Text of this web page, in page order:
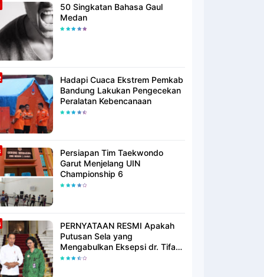
50 Singkatan Bahasa Gaul
Medan
Hadapi Cuaca Ekstrem Pemkab
Bandung Lakukan Pengecekan
Peralatan Kebencanaan
Persiapan Tim Taekwondo
Garut Menjelang UIN
Championship 6
PERNYATAAN RESMI Apakah
Putusan Sela yang
Mengabulkan Eksepsi dr. Tifa
Membuktikan atau Semakin